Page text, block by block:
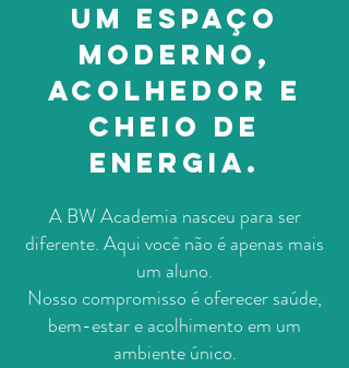
Um espaço
moderno,
acolhedor e
cheio de
energia.
A BW Academia nasceu para ser
diferente. Aqui você não é apenas mais
um aluno.
Nosso compromisso é oferecer saúde,
bem-estar e acolhimento em um
ambiente único.